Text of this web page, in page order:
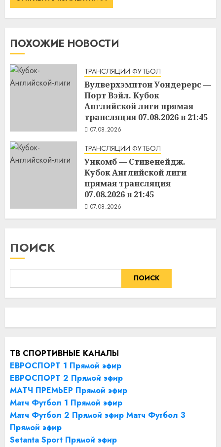
ПОХОЖИЕ НОВОСТИ
ТРАНСЛЯЦИИ ФУТБОЛ
Вулверхэмптон Уондерерс —
Порт Вэйл. Кубок
Английской лиги прямая
трансляция 07.08.2026 в 21:45
07.08.2026
ТРАНСЛЯЦИИ ФУТБОЛ
Уикомб — Стивенейдж.
Кубок Английской лиги
прямая трансляция
07.08.2026 в 21:45
07.08.2026
ПОИСК
ПОИСК
ТВ СПОРТИВНЫЕ КАНАЛЫ
ЕВРОСПОРТ 1 Прямой эфир
ЕВРОСПОРТ 2 Прямой эфир
МАТЧ ПРЕМЬЕР Прямой эфир
Матч Футбол 1 Прямой эфир
Матч Футбол 2 Прямой эфир Матч Футбол 3
Прямой эфир
Setanta Sport Прямой эфир